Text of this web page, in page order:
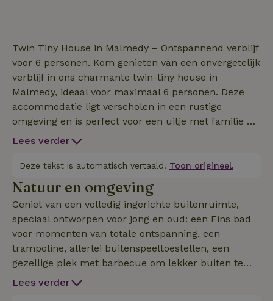
Twin Tiny House in Malmedy – Ontspannend verblijf
voor 6 personen. Kom genieten van een onvergetelijk
verblijf in ons charmante twin-tiny house in
Malmedy, ideaal voor maximaal 6 personen. Deze
accommodatie ligt verscholen in een rustige
omgeving en is perfect voor een uitje met familie of
vrienden, waarbij comfort, natuur en vermaak
buitenruimte, ontworpen voor jong en oud: een Fins
bad voor momenten van totale ontspanning, een
trampoline, tal van buitenspelletjes, een gezellige
plek met barbecue om samen lekker buiten te eten,
en een ontspanningshoek midden in de natuur.
Binnen vind je al het nodige comfort met een
volledig uitgeruste keuken, een moderne badkamer
en een gezellige woonruimte. De accommodatie
heeft twee comfortabele slaapkamers, waardoor er
Lees verder
Deze tekst is automatisch vertaald. Toon origineel.
Natuur en omgeving
Geniet van een volledig ingerichte buitenruimte,
speciaal ontworpen voor jong en oud: een Fins bad
voor momenten van totale ontspanning, een
trampoline, allerlei buitenspeeltoestellen, een
gezellige plek met barbecue om lekker buiten te
eten, en een ontspanningshoek midden in de natuur.
Lees verder